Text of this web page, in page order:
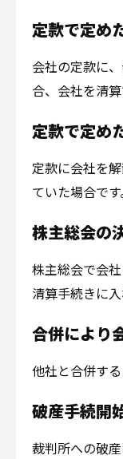
定款で定め
会社の定款に
合、会社を清算
定款で定め
定款に会社を
ていた場合です
株主総会の
株主総会で会
清算手続きに入
合併により
他社と合併す
破産手続開
裁判所への破